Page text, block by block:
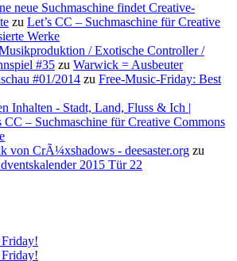
neue Suchmaschine findet Creative-
zu Let’s CC – Suchmaschine für Creative
Werke
/ Exotische Controller /
#35 zu Warwick = Ausbeuter
#01/2014 zu Free-Music-Friday: Best
Inhalten - Stadt, Land, Fluss & Ich |
CC – Suchmaschine für Creative Commons
von CrÃ¼xshadows - deesaster.org zu
2015 Tür 22